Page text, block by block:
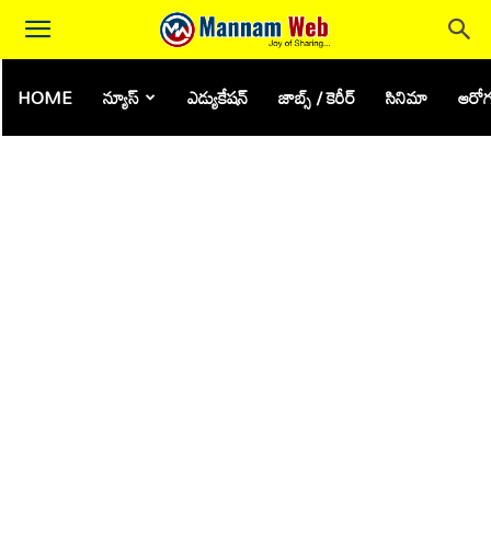
HOME న్యూస్ ఎడ్యుకేషన్ జాబ్స్ / కెరీర్ సినిమా